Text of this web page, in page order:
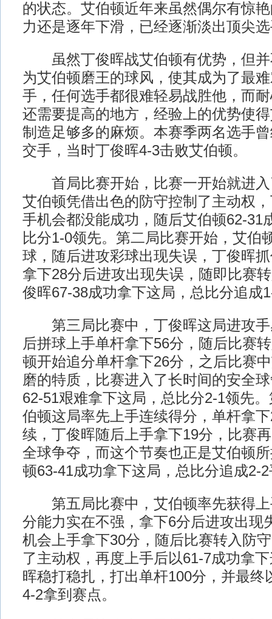
的状态。艾伯顿近年来虽然偶尔有惊
力还是逐年下滑，已经逐渐淡出顶尖
虽然丁俊晖战艾伯顿有优势，但并
为艾伯顿磨王的球风，使其成为了最
手，任何选手都很难轻易战胜他，而
还需要提高的地方，经验上的优势使
制造足够多的麻烦。本赛季两名选手
交手，当时丁俊晖4-3击败艾伯顿。
首局比赛开始，比赛一开始就进入
艾伯顿凭借出色的防守控制了主动权
手机会都没能成功，随后艾伯顿62-31
比分1-0领先。第二局比赛开始，艾伯
球，随后进攻彩球出现失误，丁俊晖
拿下28分后进攻出现失误，随即比赛
俊晖67-38成功拿下这局，总比分追成
第三局比赛中，丁俊晖这局进攻手
后拼球上手单杆拿下56分，随后比赛
顿开始追分单杆拿下26分，之后比赛
磨的特质，比赛进入了长时间的安全
62-51艰难拿下这局，总比分2-1领先
伯顿这局率先上手连续得分，单杆拿
续，丁俊晖随后上手拿下19分，比赛
全球争夺，而这个节奏也正是艾伯顿
顿63-41成功拿下这局，总比分追成2-
第五局比赛中，艾伯顿率先获得上
分能力实在不强，拿下6分后进攻出现
机会上手拿下30分，随后比赛转入防
了主动权，再度上手后以61-7成功拿
晖稳打稳扎，打出单杆100分，并最终
4-2拿到赛点。